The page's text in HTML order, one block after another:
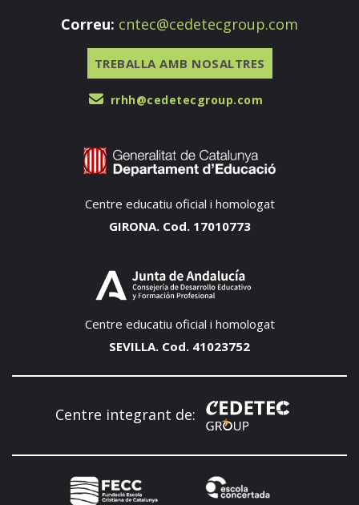
Correu: cntec@cedetecgroup.com
TREBALLA AMB NOSALTRES
rrhh@cedetecgroup.com
Centre educatiu oficial i homologat
GIRONA. Cod. 17010773
Centre educatiu oficial i homologat
SEVILLA. Cod. 41023752
Centre integrant de: